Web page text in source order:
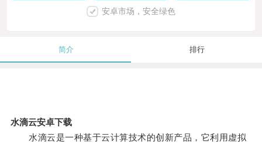
安卓市场，安全绿色
简介 排行
水滴云安卓下载
水滴云是一种基于云计算技术的创新产品，它利用虚拟